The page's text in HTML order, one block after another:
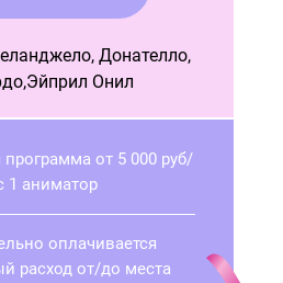
Донателло,
Онил
от 5 000 руб/
1 аниматор
оплачивается
расход от/до места